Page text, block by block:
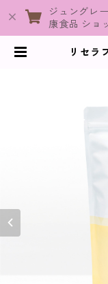
ジュングレ
康食品 ショ
リセラ